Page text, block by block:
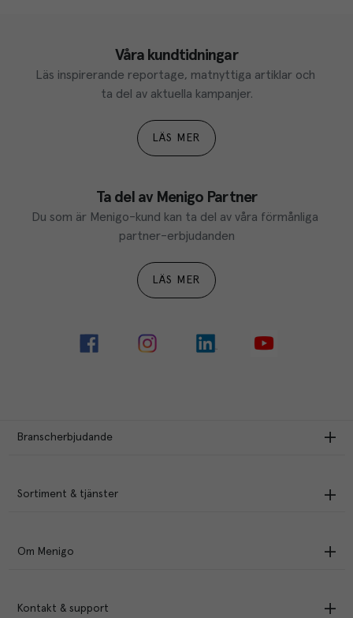
Våra kundtidningar
Läs inspirerande reportage, matnyttiga artiklar och
ta del av aktuella kampanjer.
LÄS MER
Ta del av Menigo Partner
Du som är Menigo-kund kan ta del av våra förmånliga
partner-erbjudanden
LÄS MER
Branscherbjudande
Sortiment & tjänster
Om Menigo
Kontakt & support